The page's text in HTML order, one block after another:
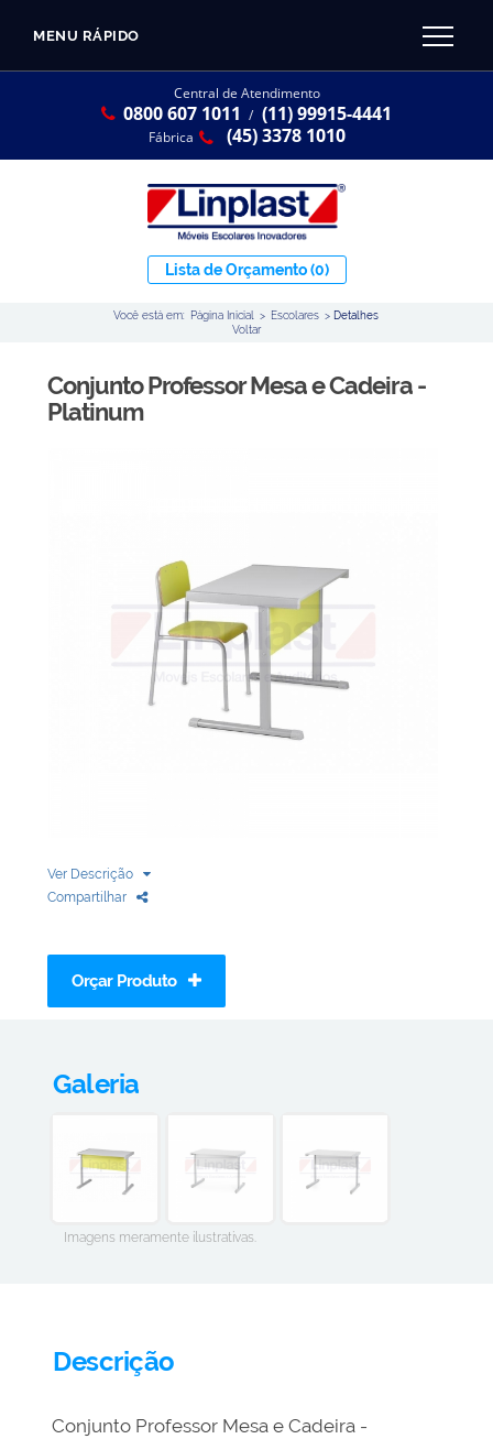
MENU RÁPIDO
Central de Atendimento
0800 607 1011 / (11) 99915-4441
Fábrica (45) 3378 1010
Lista de Orçamento(0)
Você está em: Página Inicial > Escolares >Detalhes
Voltar
Conjunto Professor Mesa e Cadeira -
Platinum
Ver Descrição
Compartilhar
Orçar Produto
Galeria
Imagens meramente ilustrativas.
Descrição
Conjunto Professor Mesa e Cadeira -
Linha Resina Plástica
Ambiente Maker
CATÁLOGO LINPLAST 2025
SOBRE A EMPRESA